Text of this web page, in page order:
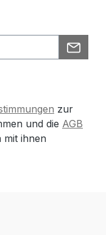
zur
und die AGB
mit ihnen